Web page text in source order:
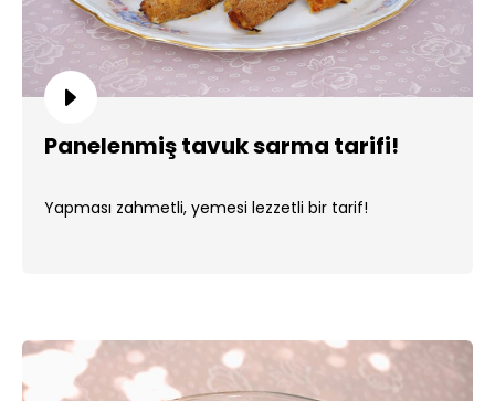
Panelenmiş tavuk sarma tarifi!
Yapması zahmetli, yemesi lezzetli bir tarif!